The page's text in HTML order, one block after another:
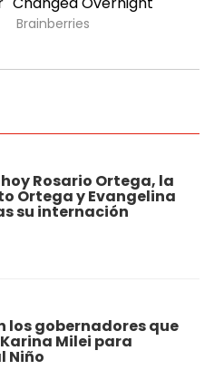
Rosario Ortega, la
Ortega y Evangelina
su internación
los gobernadores que
Milei para
Niño